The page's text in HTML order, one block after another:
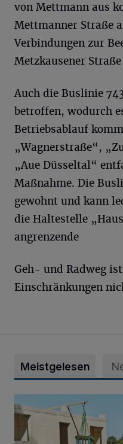
von Mettmann aus
Mettmanner Straße
Verbindungen zur
Metzkausener
Auch die Buslinie
betroffen, wodurch
Betriebsablauf
„Wagnerstraße“,
„Aue Düsseltal“
Maßnahme. Die
gewohnt und kann
die Haltestelle
angrenzende
Geh- und Radweg
Einschränkungen
Meistgelesen
Es wird die größte